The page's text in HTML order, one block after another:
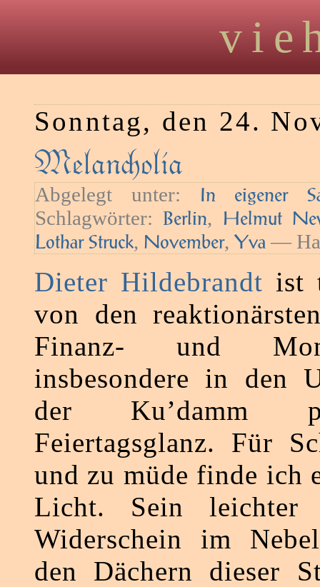
Sonntag, den 24.
Melanolia
Abgelegt unter: In eigener
Schlagwörter: Berlin, Helmut
Lothar Struck, November, Yva —
Dieter Hildebrandt ist
von den
Finanz- und
insbesondere in den
der Ku’damm
Feiertagsglanz. Für
und zu müde finde ich
Licht. Sein leichter
Widerschein im
den Dächern dieser